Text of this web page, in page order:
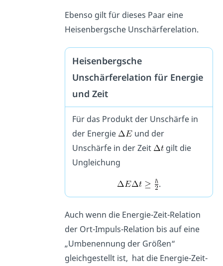
Ebenso gilt für dieses Paar eine
Heisenbergsche Unschärferelation.
Heisenbergsche
Unschärferelation für Energie
und Zeit
Für das Produkt der Unschärfe in
der Energie
und der
Unschärfe in der Zeit
gilt die
Ungleichung
.
Auch wenn die Energie-Zeit-Relation
der Ort-Impuls-Relation bis auf eine
„Umbenennung der Größen“
gleichgestellt ist, hat die Energie-Zeit-